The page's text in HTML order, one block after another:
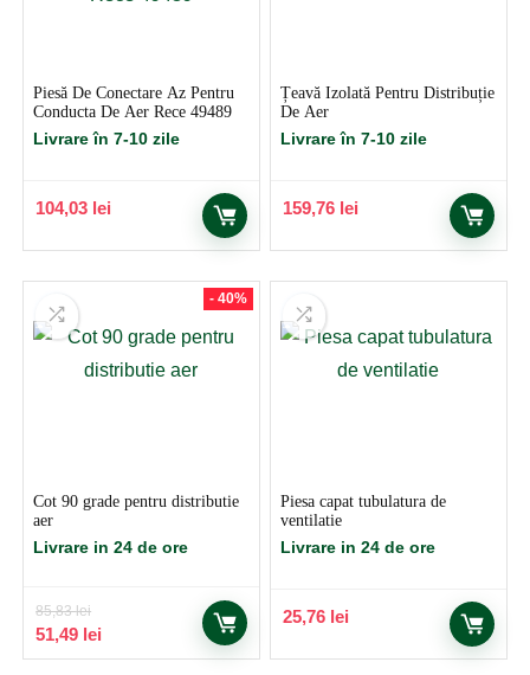
Piesă De Conectare Az Pentru
Conducta De Aer Rece 49489
Livrare în 7-10 zile
104,03 lei
Țeavă Izolată Pentru Distribuție
De Aer
Livrare în 7-10 zile
159,76 lei
- 40%
Cot 90 grade pentru distributie
aer
Livrare in 24 de ore
85,83lei
Prețul
inițial
51,49 lei
curent
Piesa capat tubulatura de
ventilatie
Livrare in 24 de ore
25,76 lei